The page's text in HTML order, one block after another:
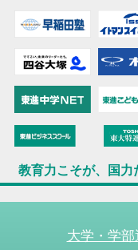
教育力こそが、国力
大学・学